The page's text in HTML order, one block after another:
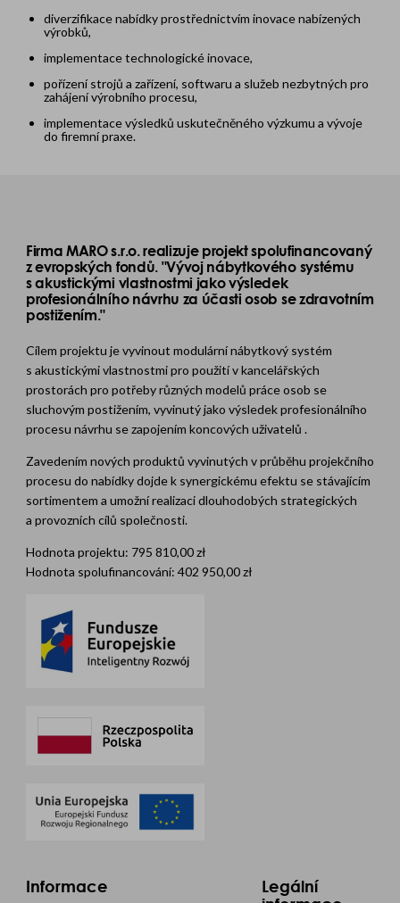
diverzifikace nabídky prostřednictvím inovace nabízených
výrobků,
implementace technologické inovace,
pořízení strojů a zařízení, softwaru a služeb nezbytných pro
zahájení výrobního procesu,
implementace výsledků uskutečněného výzkumu a vývoje
do firemní praxe.
Firma MARO s.r.o. realizuje projekt spolufinancovaný
z evropských fondů. "Vývoj nábytkového systému
s akustickými vlastnostmi jako výsledek
profesionálního návrhu za účasti osob se zdravotním
postižením."
Cílem projektu je vyvinout modulární nábytkový systém
s akustickými vlastnostmi pro použití v kancelářských
prostorách pro potřeby různých modelů práce osob se
sluchovým postižením, vyvinutý jako výsledek profesionálního
procesu návrhu se zapojením koncových uživatelů .
Zavedením nových produktů vyvinutých v průběhu projekčního
procesu do nabídky dojde k synergickému efektu se stávajícím
sortimentem a umožní realizaci dlouhodobých strategických
a provozních cílů společnosti.
Hodnota projektu: 795 810,00 zł
Hodnota spolufinancování: 402 950,00 zł
Informace
Legální